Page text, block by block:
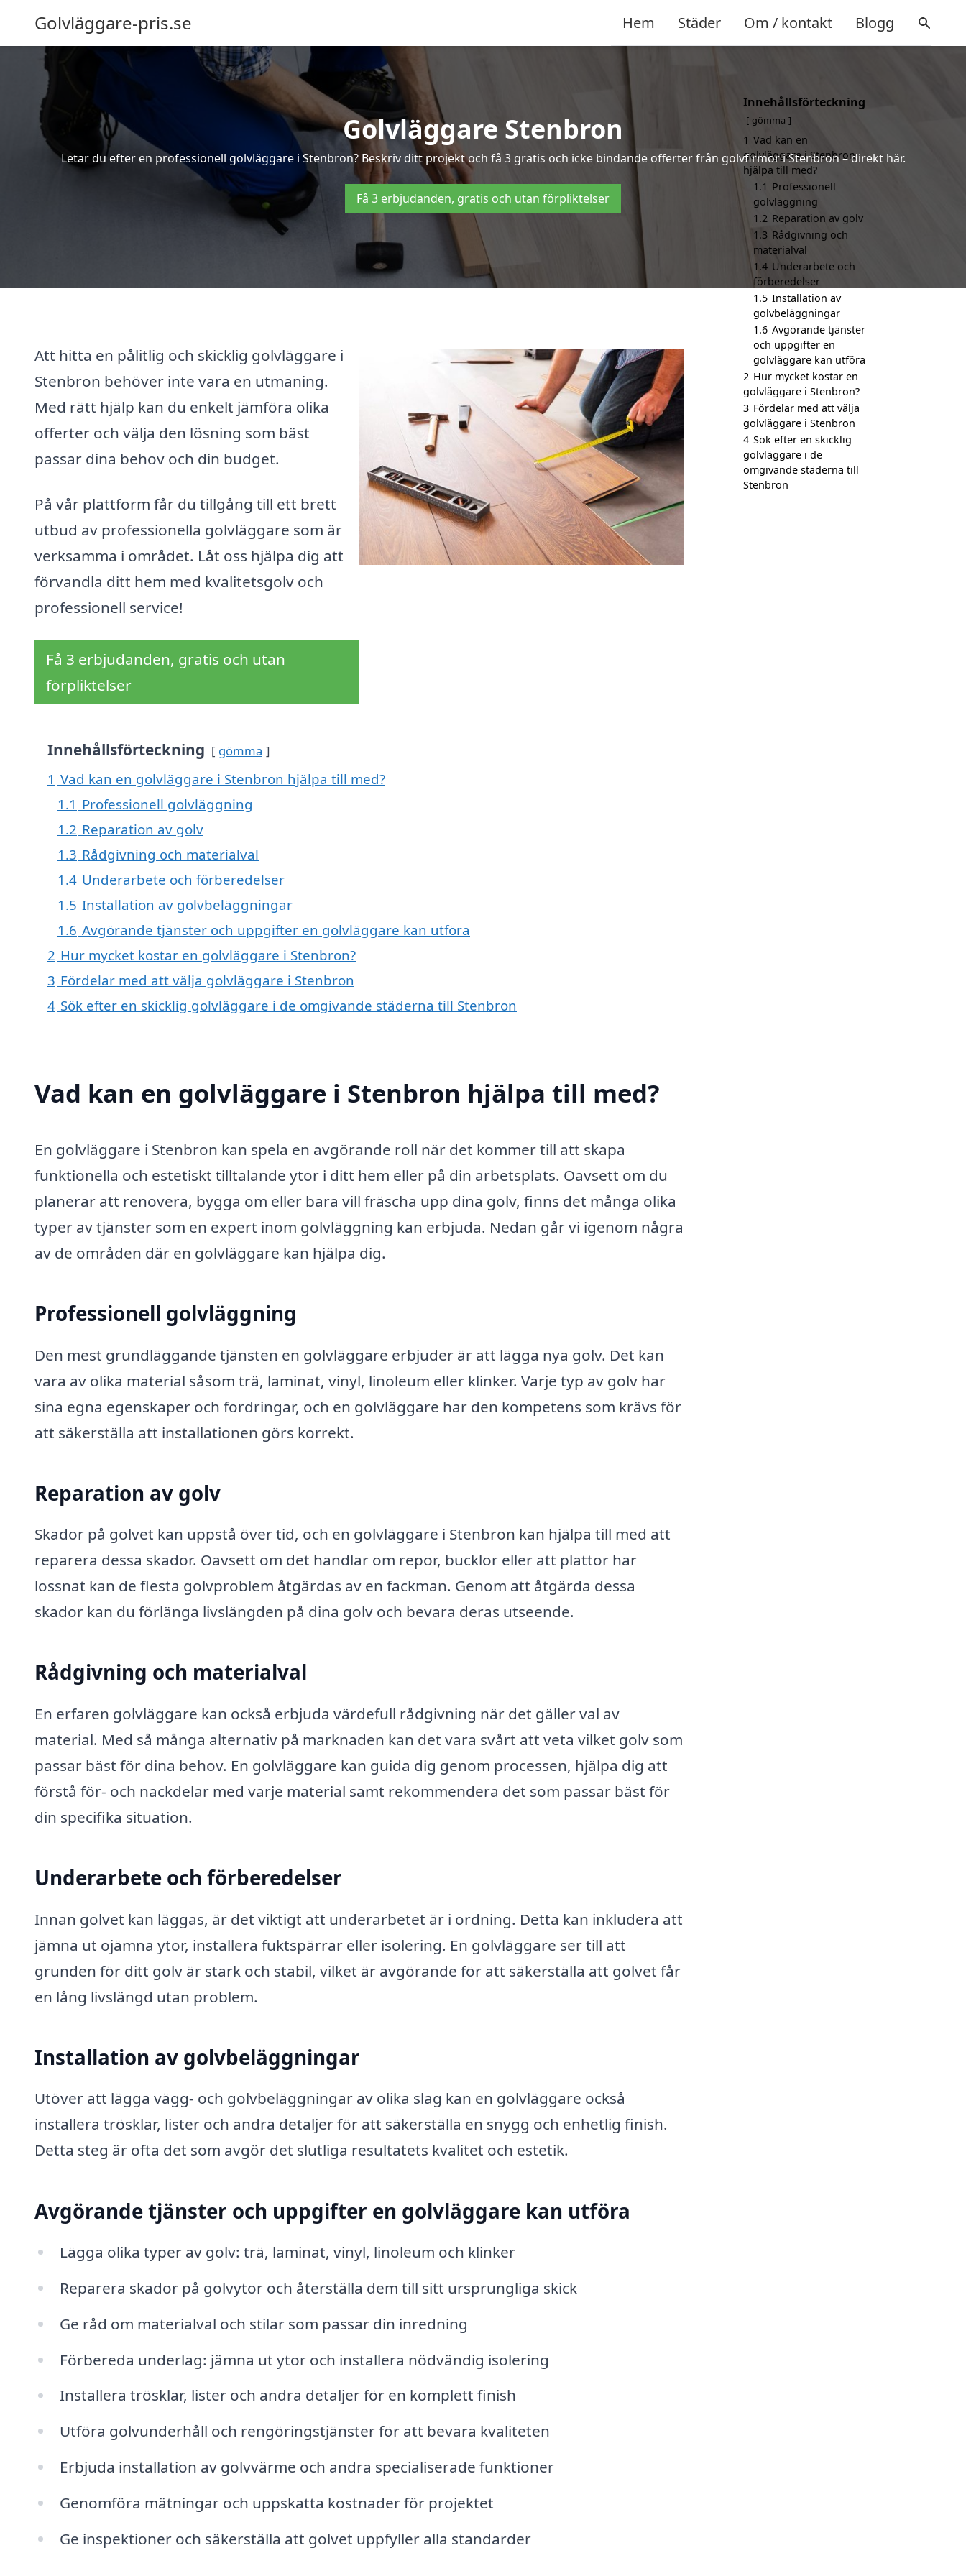
Golvläggare-pris.se Hem Städer Om / kontakt Blogg
Golvläggare Stenbron
Letar du efter en professionell golvläggare i Stenbron? Beskriv ditt projekt och få 3 gratis och icke bindande offerter från golvfirmor i Stenbron – direkt här.
Få 3 erbjudanden, gratis och utan förpliktelser
Att hitta en pålitlig och skicklig golvläggare i
Stenbron behöver inte vara en utmaning.
Med rätt hjälp kan du enkelt jämföra olika
offerter och välja den lösning som bäst
passar dina behov och din budget.
På vår plattform får du tillgång till ett brett
utbud av professionella golvläggare som är
verksamma i området. Låt oss hjälpa dig att
förvandla ditt hem med kvalitetsgolv och
professionell service!
Få 3 erbjudanden, gratis och utan
förpliktelser
Innehållsförteckning gömma
1 Vad kan en golvläggare i Stenbron hjälpa till med?
1.1 Professionell golvläggning
1.2 Reparation av golv
1.3 Rådgivning och materialval
1.4 Underarbete och förberedelser
1.5 Installation av golvbeläggningar
1.6 Avgörande tjänster och uppgifter en golvläggare kan utföra
2 Hur mycket kostar en golvläggare i Stenbron?
3 Fördelar med att välja golvläggare i Stenbron
4 Sök efter en skicklig golvläggare i de omgivande städerna till Stenbron
Vad kan en golvläggare i Stenbron hjälpa till med?
En golvläggare i Stenbron kan spela en avgörande roll när det kommer till att skapa
funktionella och estetiskt tilltalande ytor i ditt hem eller på din arbetsplats. Oavsett om du
planerar att renovera, bygga om eller bara vill fräscha upp dina golv, finns det många olika
typer av tjänster som en expert inom golvläggning kan erbjuda. Nedan går vi igenom några
av de områden där en golvläggare kan hjälpa dig.
Professionell golvläggning
Den mest grundläggande tjänsten en golvläggare erbjuder är att lägga nya golv. Det kan
vara av olika material såsom trä, laminat, vinyl, linoleum eller klinker. Varje typ av golv har
sina egna egenskaper och fordringar, och en golvläggare har den kompetens som krävs för
att säkerställa att installationen görs korrekt.
Reparation av golv
Skador på golvet kan uppstå över tid, och en golvläggare i Stenbron kan hjälpa till med att
reparera dessa skador. Oavsett om det handlar om repor, bucklor eller att plattor har
lossnat kan de flesta golvproblem åtgärdas av en fackman. Genom att åtgärda dessa
skador kan du förlänga livslängden på dina golv och bevara deras utseende.
Rådgivning och materialval
En erfaren golvläggare kan också erbjuda värdefull rådgivning när det gäller val av
material. Med så många alternativ på marknaden kan det vara svårt att veta vilket golv som
passar bäst för dina behov. En golvläggare kan guida dig genom processen, hjälpa dig att
förstå för- och nackdelar med varje material samt rekommendera det som passar bäst för
din specifika situation.
Underarbete och förberedelser
Innan golvet kan läggas, är det viktigt att underarbetet är i ordning. Detta kan inkludera att
jämna ut ojämna ytor, installera fuktspärrar eller isolering. En golvläggare ser till att
grunden för ditt golv är stark och stabil, vilket är avgörande för att säkerställa att golvet får
en lång livslängd utan problem.
Installation av golvbeläggningar
Utöver att lägga vägg- och golvbeläggningar av olika slag kan en golvläggare också
installera trösklar, lister och andra detaljer för att säkerställa en snygg och enhetlig finish.
Detta steg är ofta det som avgör det slutliga resultatets kvalitet och estetik.
Avgörande tjänster och uppgifter en golvläggare kan utföra
Lägga olika typer av golv: trä, laminat, vinyl, linoleum och klinker
Reparera skador på golvytor och återställa dem till sitt ursprungliga skick
Ge råd om materialval och stilar som passar din inredning
Förbereda underlag: jämna ut ytor och installera nödvändig isolering
Installera trösklar, lister och andra detaljer för en komplett finish
Utföra golvunderhåll och rengöringstjänster för att bevara kvaliteten
Erbjuda installation av golvvärme och andra specialiserade funktioner
Genomföra mätningar och uppskatta kostnader för projektet
Ge inspektioner och säkerställa att golvet uppfyller alla standarder
Innehållsförteckning
gömma
1 Vad kan en
golvläggare i Stenbron
hjälpa till med?
1.1 Professionell
golvläggning
1.2 Reparation av golv
1.3 Rådgivning och
materialval
1.4 Underarbete och
förberedelser
1.5 Installation av
golvbeläggningar
1.6 Avgörande tjänster
och uppgifter en
golvläggare kan utföra
2 Hur mycket kostar en
golvläggare i Stenbron?
3 Fördelar med att välja
golvläggare i Stenbron
4 Sök efter en skicklig
golvläggare i de
omgivande städerna till
Stenbron